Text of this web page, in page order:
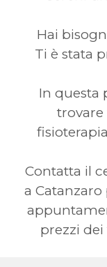
Hai
Ti è stata
In questa
trovare
Contatta il
a
prezzi